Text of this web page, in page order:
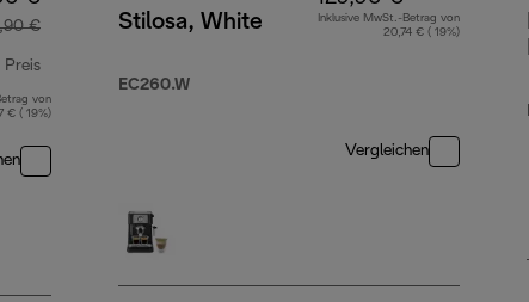
€
Preis
Originalpreis 299,90 €
von
€ ( 19%)
Stilosa, White
EC260.W
Inklusive MwSt.-Betrag von
20,74 € ( 19%)
Vergleichen